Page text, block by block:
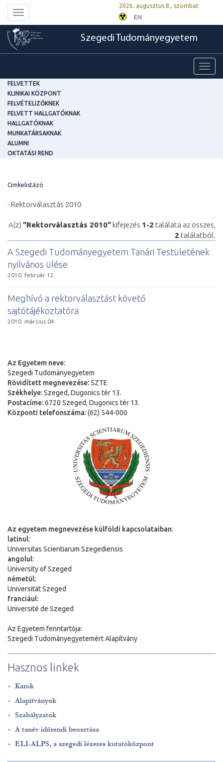
Toggle
navigation
2026. augusztus 8., szombat
EN
Szegedi Tudományegyetem
FELVETTEK
KLINIKAI KÖZPONT
FELVÉTELIZŐKNEK
FELVETT HALLGATÓKNAK
HALLGATÓKNAK
MUNKATÁRSAKNAK
ALUMNI
OKTATÁSI REND
Cimkelistázó
- Rektorválasztás 2010
A(z) "Rektorválasztás 2010" kifejezés 1-2 találata az összes,
2 találatból.
A Szegedi Tudományegyetem Tanári Testületének
nyilvános ülése
2010. február 12.
Meghívó a rektorválasztást követő
sajtótájékoztatóra
2010. március 04.
Az Egyetem neve:
Szegedi Tudományegyetem
Rövidített megnevezése:SZTE
Székhelye:Szeged, Dugonics tér 13.
Postacíme:6720 Szeged, Dugonics tér 13.
Központi telefonszáma:(62) 544-000
Az egyetem megnevezése külföldi kapcsolataiban:
latinul:
Universitas Scientiarum Szegediensis
angolul:
University of Szeged
németül:
Universität Szeged
franciául:
Université de Szeged
Az Egyetem fenntartója:
Szegedi Tudományegyetemért Alapítvány
Hasznos linkek
Karok
Alapítványok
Szabályzatok
A tanév időrendi beosztása
ELI-ALPS, a szegedi lézeres kutatóközpont